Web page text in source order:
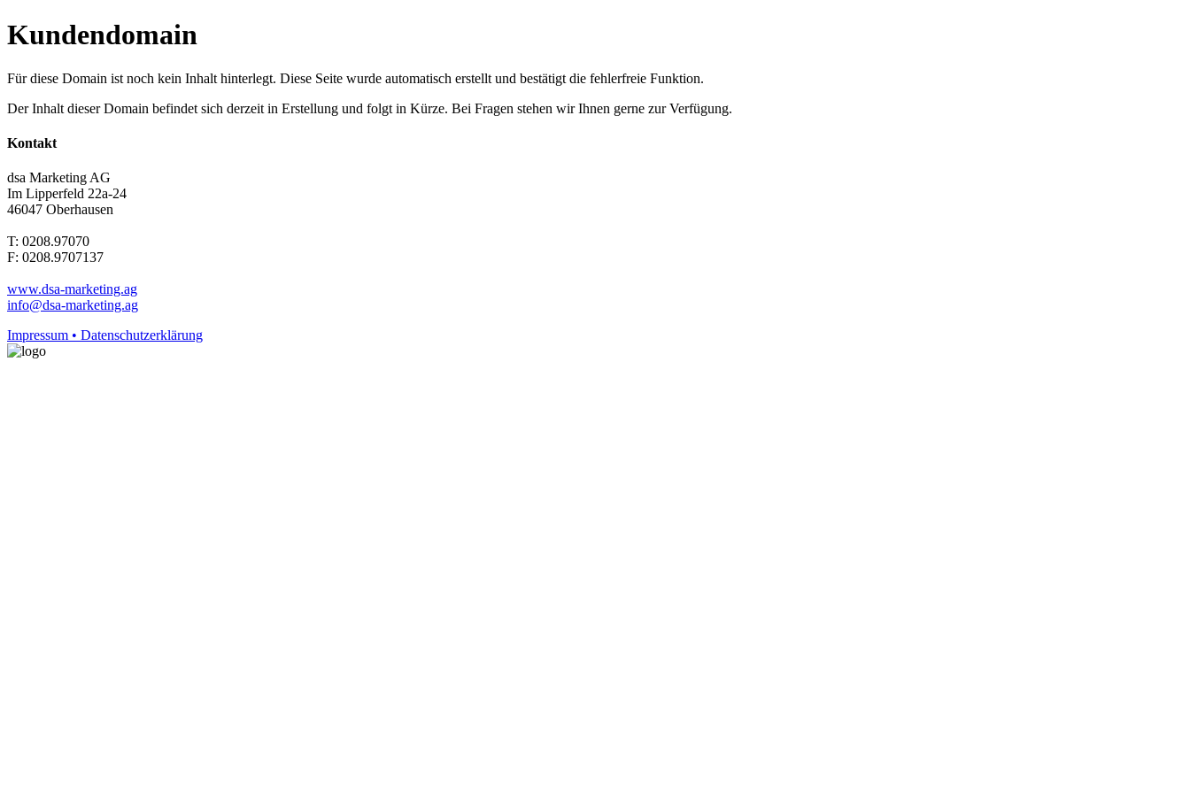
Kundendomain
Für diese Domain ist noch kein Inhalt hinterlegt. Diese Seite wurde automatisch erstellt und bestätigt die fehlerfreie Funktion.
Der Inhalt dieser Domain befindet sich derzeit in Erstellung und folgt in Kürze. Bei Fragen stehen wir Ihnen gerne zur Verfügung.
Kontakt
dsa Marketing AG
Im Lipperfeld 22a-24
46047 Oberhausen
T: 0208.97070
F: 0208.9707137
www.dsa-marketing.ag
info@dsa-marketing.ag
Impressum • Datenschutzerklärung